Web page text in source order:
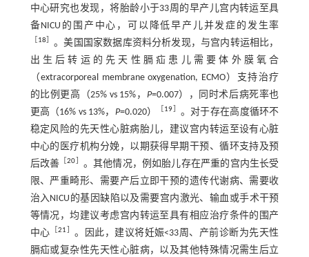
中心研究也发现，将胎龄小于33周的早产儿宫内转运至具
备NICU的围产中心，可以降低早产儿并发症的发生率
18
。美国国家数据库资料分析发现，与宫内转运相比，
出生后转运的先天性膈疝患儿需要体外膜氧合
（extracorporeal membrane oxygenation, ECMO）支持治疗
的比例更高（25% vs 15%， P=0.007），同时术后病死率也
更高（16% vs 13%， P=0.020） 19
。对于存在高度循环不
稳定风险的先天性心脏病胎儿，建议宫内转运至设有心脏
中心的医疗机构分娩，以期获得早期干预、循环支持及预
后改善 ［20
。其他情况，例如胎儿存在严重的宫内生长受
限、严重畸形、需要产后立即干预的遗传代谢病、需要收
治入NICU的基因缺陷以及需要宫内激光、输血或手术干预
等情况，均建议考虑宫内转运至具有相应治疗条件的围产
中心 ［21
。因此，建议将妊娠<33周、产前诊断为先天性
膈疝或复杂性先天性心脏病，以及其他特殊情况需生后立